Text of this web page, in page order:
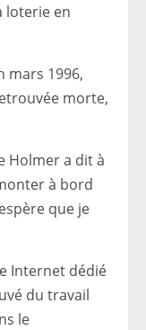
loterie en
mars 1996,
morte,
Holmer a dit à
à bord
que je
Internet dédié
du travail
le